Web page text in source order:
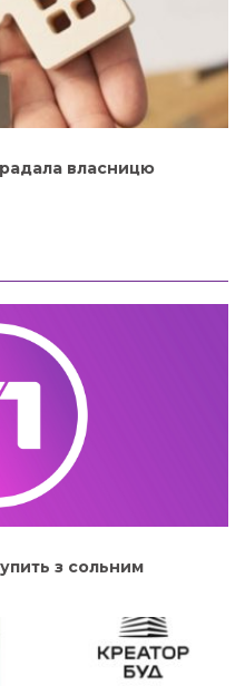
власницю
з сольним